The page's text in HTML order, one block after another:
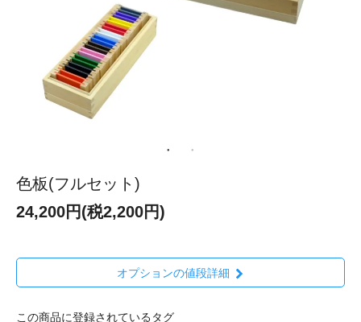
色板(フルセット)
24,200円(税2,200円)
オプションの値段詳細
この商品に登録されているタグ